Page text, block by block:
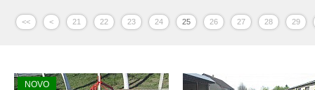
<< < 21 22 23 24 25 26 27 28 29
NOVO